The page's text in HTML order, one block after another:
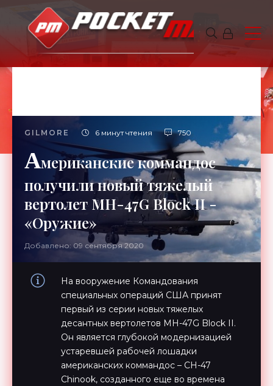
GILMORE 6 минут чтения 750
Американские коммандос
получили новый тяжелый
вертолет MH-47G Block II -
«Оружие»
Добавлено: 09 сентября 2020
На вооружение Командования
специальных операций США принят
первый из серии новых тяжелых
десантных вертолетов MH-47G Block II.
Он является глубокой модернизацией
устаревшей рабочей лошадки
американских коммандос – CH-47
Chinook, созданного еще во времена